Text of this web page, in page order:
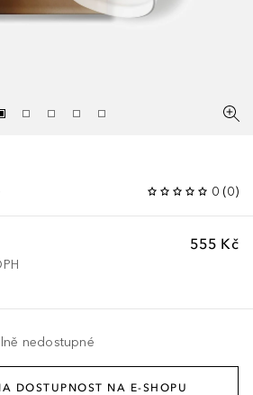
0 (0)
555 Kč
nedostupné
DOSTUPNOST NA E-SHOPU